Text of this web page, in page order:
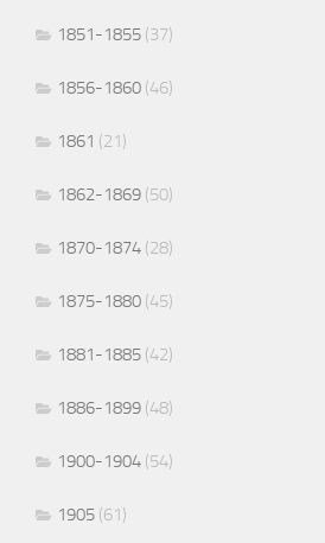
1851-1855 (37)
1856-1860 (46)
1861 (21)
1862-1869 (50)
1870-1874 (28)
1875-1880 (45)
1881-1885 (42)
1886-1899 (48)
1900-1904 (54)
1905 (61)